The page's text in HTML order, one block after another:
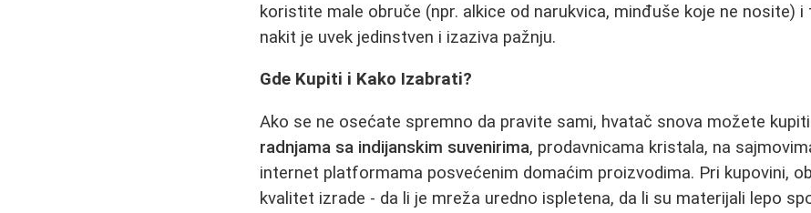
koristite male obruče (npr. alkice od narukvica, minđuše koje ne nosite) i
nakit je uvek jedinstven i izaziva pažnju.
Gde Kupiti i Kako Izabrati?
Ako se ne osećate spremno da pravite sami, hvatač snova možete
radnjama sa indijanskim suvenirima, prodavnicama kristala, na
internet platformama posvećenim domaćim proizvodima. Pri kupovini,
kvalitet izrade - da li je mreža uredno ispletena, da li su materijali lepo